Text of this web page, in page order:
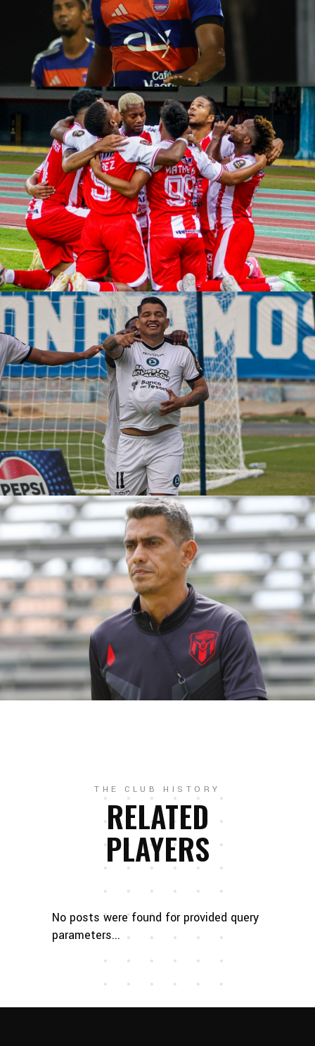
THE CLUB HISTORY
RELATED
PLAYERS
No posts were found for provided query
parameters...